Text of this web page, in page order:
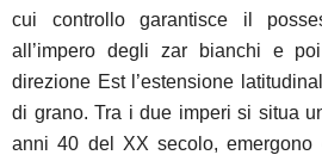
cui controllo garantisce il
all’impero degli zar bianchi e
direzione Est l’estensione
di grano. Tra i due imperi si situa
anni 40 del XX secolo, emergono